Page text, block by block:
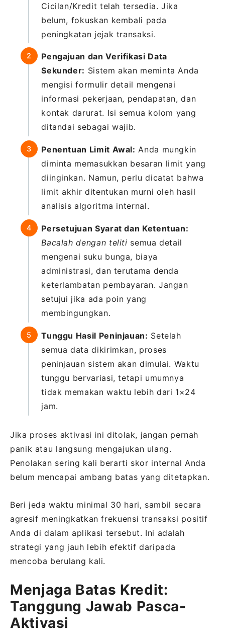
Cicilan/Kredit telah tersedia. Jika
belum, fokuskan kembali pada
peningkatan jejak transaksi.
Pengajuan dan Verifikasi Data
Sekunder: Sistem akan meminta Anda
mengisi formulir detail mengenai
informasi pekerjaan, pendapatan, dan
kontak darurat. Isi semua kolom yang
ditandai sebagai wajib.
Penentuan Limit Awal: Anda mungkin
diminta memasukkan besaran limit yang
diinginkan. Namun, perlu dicatat bahwa
limit akhir ditentukan murni oleh hasil
analisis algoritma internal.
Persetujuan Syarat dan Ketentuan:
Bacalah dengan teliti semua detail
mengenai suku bunga, biaya
administrasi, dan terutama denda
keterlambatan pembayaran. Jangan
setujui jika ada poin yang
membingungkan.
Tunggu Hasil Peninjauan: Setelah
semua data dikirimkan, proses
peninjauan sistem akan dimulai. Waktu
tunggu bervariasi, tetapi umumnya
tidak memakan waktu lebih dari 1×24
jam.
Jika proses aktivasi ini ditolak, jangan pernah
panik atau langsung mengajukan ulang.
Penolakan sering kali berarti skor internal Anda
belum mencapai ambang batas yang ditetapkan.
Beri jeda waktu minimal 30 hari, sambil secara
agresif meningkatkan frekuensi transaksi positif
Anda di dalam aplikasi tersebut. Ini adalah
strategi yang jauh lebih efektif daripada
mencoba berulang kali.
Menjaga Batas Kredit:
Tanggung Jawab Pasca-
Aktivasi